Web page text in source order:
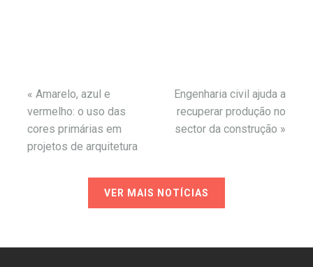
« Amarelo, azul e
vermelho: o uso das
cores primárias em
projetos de arquitetura
Engenharia civil ajuda a
recuperar produção no
sector da construção »
VER MAIS NOTÍCIAS